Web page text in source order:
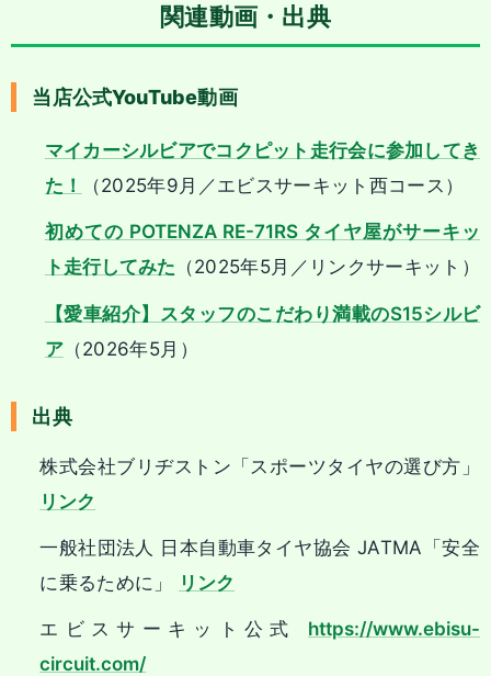
関連動画・出典
当店公式YouTube動画
マイカーシルビアでコクピット走行会に参加してき
た！
（2025年9月／エビスサーキット西コース）
初めての POTENZA RE-71RS タイヤ屋がサーキッ
ト走行してみた （2025年5月／リンクサーキット）
【愛車紹介】スタッフのこだわり満載のS15シルビ
ア（2026年5月）
出典
株式会社ブリヂストン「スポーツタイヤの選び方」
リンク
一般社団法人 日本自動車タイヤ協会 JATMA「安全
に乗るために」
リンク
エビスサーキット公式 https://www.ebisu-
circuit.com/